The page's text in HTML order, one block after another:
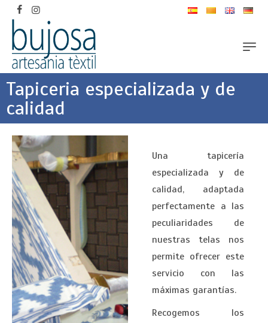
Tapiceria especializada y de
calidad
Una tapicería
especializada y de
calidad, adaptada
perfectamente a las
peculiaridades de
nuestras telas nos
permite ofrecer este
servicio con las
máximas garantías.
Recogemos los